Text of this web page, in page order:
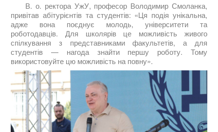
В. о. ректора УжУ, професор Володимир Смоланка,
привітав абітурієнтів та студентів: «Ця подія унікальна,
адже вона поєднує молодь, університети та
роботодавців. Для школярів це можливість живого
спілкування з представниками факультетів, а для
студентів — нагода знайти першу роботу. Тому
використовуйте цю можливість на повну».